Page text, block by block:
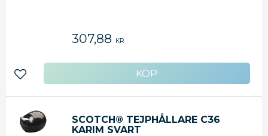
307,88 KR
Lägg till i favoriter
SCOTCH® TEJPHÅLLARE C36
KARIM SVART